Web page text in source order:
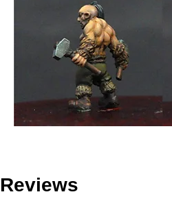
Reviews